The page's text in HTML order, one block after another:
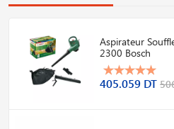
Aspirateur
2300 Bosch
405.059 DT